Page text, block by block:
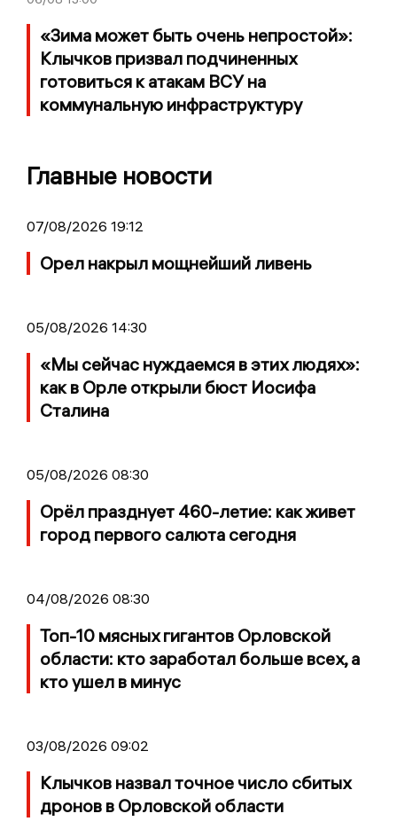
«Зима может быть очень непростой»:
Клычков призвал подчиненных
готовиться к атакам ВСУ на
коммунальную инфраструктуру
Главные новости
07/08/2026 19:12
Орел накрыл мощнейший ливень
05/08/2026 14:30
«Мы сейчас нуждаемся в этих людях»:
как в Орле открыли бюст Иосифа
Сталина
05/08/2026 08:30
Орёл празднует 460-летие: как живет
город первого салюта сегодня
04/08/2026 08:30
Топ-10 мясных гигантов Орловской
области: кто заработал больше всех, а
кто ушел в минус
03/08/2026 09:02
Клычков назвал точное число сбитых
дронов в Орловской области